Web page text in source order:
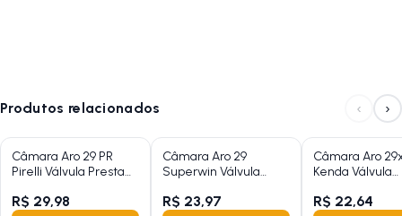
Produtos relacionados ‹ ›
Câmara Aro 29 PR
Pirelli Válvula Presta
R$ 29,98
Câmara Aro 29
Superwin Válvula
R$ 23,97
Câmara Aro
Kenda Válvula
R$ 22,64